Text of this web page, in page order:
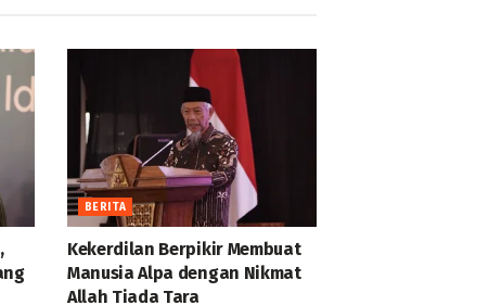
BERITA
Kekerdilan Berpikir Membuat
Manusia Alpa dengan Nikmat
Allah Tiada Tara